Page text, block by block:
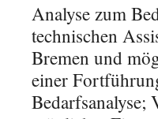
Analyse zum
technischen
Bremen und
einer
Bedarfsanalyse;